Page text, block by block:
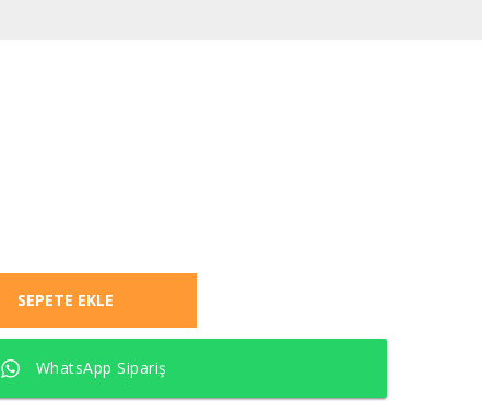
SEPETE EKLE
WhatsApp Sipariş